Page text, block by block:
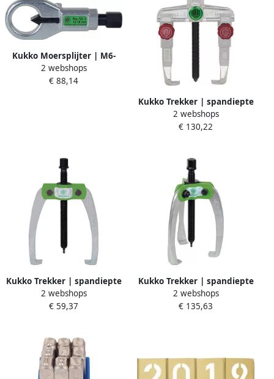
Kukko Moersplijter | M6-
M12 | mechanisch | tot
kwaliteitsklasse 6 | 1 stuk
2 webshops
€ 88,14
Kukko Trekker | spandiepte
100 mm | spanwijdte 90
mm | 4 5 T | 1 stuk 20-1+
2 webshops
€ 130,22
Kukko Trekker | spandiepte
100 mm | spanwijdte 100
mm | 3 T | 1 stuk 44-1
2 webshops
€ 59,37
Kukko Trekker | spandiepte
120 mm | spanwijdte 120
mm | 6 T | 1 stuk 45-2
2 webshops
€ 135,63